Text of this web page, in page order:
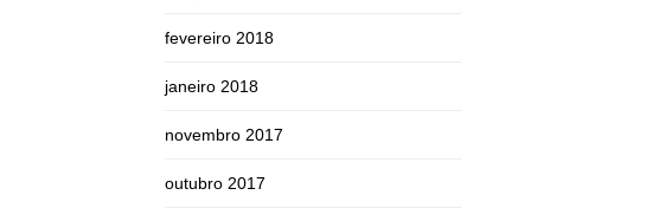
fevereiro 2018
janeiro 2018
novembro 2017
outubro 2017